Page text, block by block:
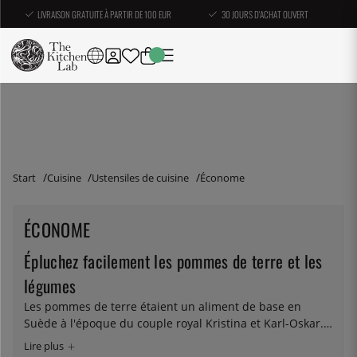
LIVRAISON GRATUITE À PARTIR DE 100 EUR 30 JOURS D'ACHAT OUVERT
Start Cuisine Ustensiles de cuisine Économe
ÉCONOME
Épluchez facilement les pommes de terre et les
légumes
Les pommes de terre étaient un aliment de base en
Suède à l'époque du couple royal Kristina et Karl-Oskar.
Elle le sont encore aujourd’hui, même si la façon de